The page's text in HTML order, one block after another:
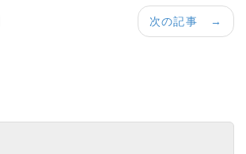
次の記事 →